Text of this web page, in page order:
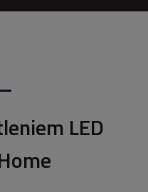
LED